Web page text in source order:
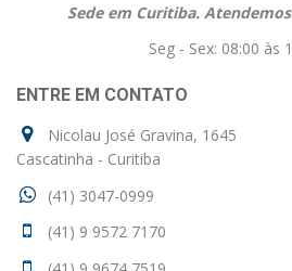
Sede em Curitiba.
Seg - Sex: 08:00 às
ENTRE EM CONTATO
Nicolau José Gravina, 1645
Cascatinha - Curitiba
(41) 3047-0999
(41) 9 9572 7170